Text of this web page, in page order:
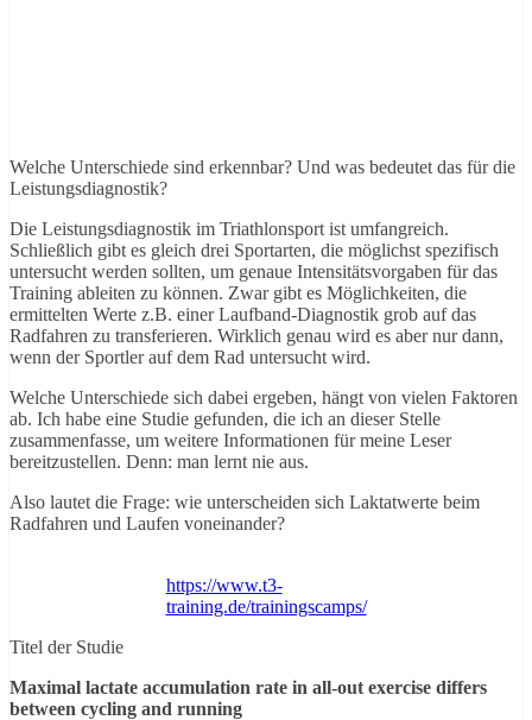
Welche Unterschiede sind erkennbar? Und was bedeutet das für die
Leistungsdiagnostik?
Die Leistungsdiagnostik im Triathlonsport ist umfangreich.
Schließlich gibt es gleich drei Sportarten, die möglichst spezifisch
untersucht werden sollten, um genaue Intensitätsvorgaben für das
Training ableiten zu können. Zwar gibt es Möglichkeiten, die
ermittelten Werte z.B. einer Laufband-Diagnostik grob auf das
Radfahren zu transferieren. Wirklich genau wird es aber nur dann,
wenn der Sportler auf dem Rad untersucht wird.
Welche Unterschiede sich dabei ergeben, hängt von vielen Faktoren
ab. Ich habe eine Studie gefunden, die ich an dieser Stelle
zusammenfasse, um weitere Informationen für meine Leser
bereitzustellen. Denn: man lernt nie aus.
Also lautet die Frage: wie unterscheiden sich Laktatwerte beim
Radfahren und Laufen voneinander?
https://www.t3-
training.de/trainingscamps/
Titel der Studie
Maximal lactate accumulation rate in all-out exercise differs
between cycling and running